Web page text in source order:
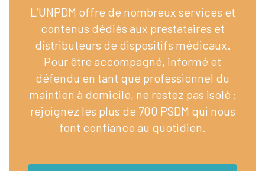
L’UNPDM offre de nombreux services et
contenus dédiés aux prestataires et
distributeurs de dispositifs médicaux.
Pour être accompagné, informé et
défendu en tant que professionnel du
maintien à domicile, ne restez pas isolé :
rejoignez les plus de 700 PSDM qui nous
font confiance au quotidien.